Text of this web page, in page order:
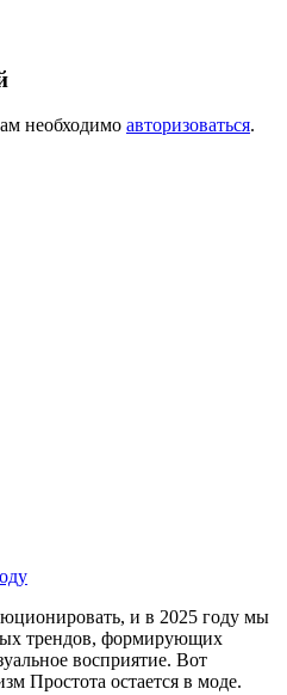
необходимо авторизоваться.
и в 2025 году мы
трендов, формирующих
восприятие. Вот
Простота остается в моде.